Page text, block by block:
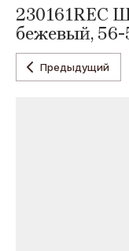
Oxygon
Коллекция
Коллекция
230161REC
бежевый, 56-
Предыдущий